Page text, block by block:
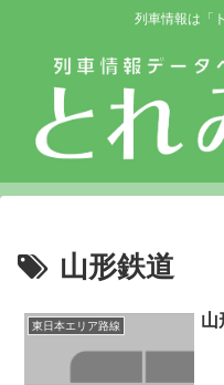
列車情報は「
山形鉄道
東日本エリア路線 山